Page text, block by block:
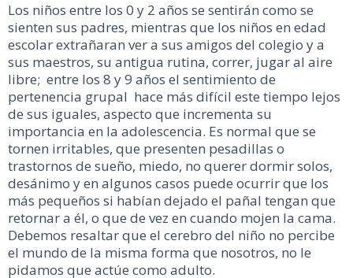
Los niños entre los 0 y 2 años se sentirán como se
sienten sus padres, mientras que los niños en edad
escolar extrañaran ver a sus amigos del colegio y a
sus maestros, su antigua rutina, correr, jugar al aire
libre; entre los 8 y 9 años el sentimiento de
pertenencia grupal hace más difícil este tiempo lejos
de sus iguales, aspecto que incrementa su
importancia en la adolescencia. Es normal que se
tornen irritables, que presenten pesadillas o
trastornos de sueño, miedo, no querer dormir solos,
desánimo y en algunos casos puede ocurrir que los
más pequeños si habían dejado el pañal tengan que
retornar a él, o que de vez en cuando mojen la cama.
Debemos resaltar que el cerebro del niño no percibe
el mundo de la misma forma que nosotros, no le
pidamos que actúe como adulto.